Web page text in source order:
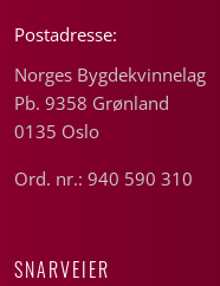
Postadresse:
Norges Bygdekvinnelag
Pb. 9358 Grønland
0135 Oslo
Ord. nr.: 940 590 310
SNARVEIER